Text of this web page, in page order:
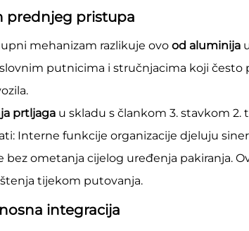
prednjeg pristupa
mehanizam razlikuje ovo od aluminija
putnicima i stručnjacima koji
prtljaga u skladu s člankom 3. stavkom 2.
Interne funkcije organizacije djeluju
ometanja cijelog uređenja pakiranja.
tijekom putovanja.
integracija